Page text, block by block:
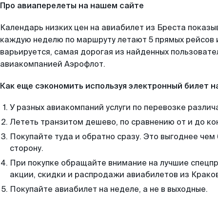
Про авиаперелеты на нашем сайте
Календарь низких цен на авиабилет из Бреста
каждую неделю по маршруту летают 5 прямых рейсов
варьируется, самая дорогая из найденных
авиакомпанией Аэрофлот.
Как еще сэкономить используя электронный билет
У разных авиакомпаний услуги по перевозке
Лететь транзитом дешево, по сравнению от и до
Покупайте туда и обратно сразу. Это выгоднее
сторону.
При покупке обращайте внимание на лучшие
акции, скидки и распродажи авиабилетов из
Покупайте авиабилет на неделе, а не в выходные.